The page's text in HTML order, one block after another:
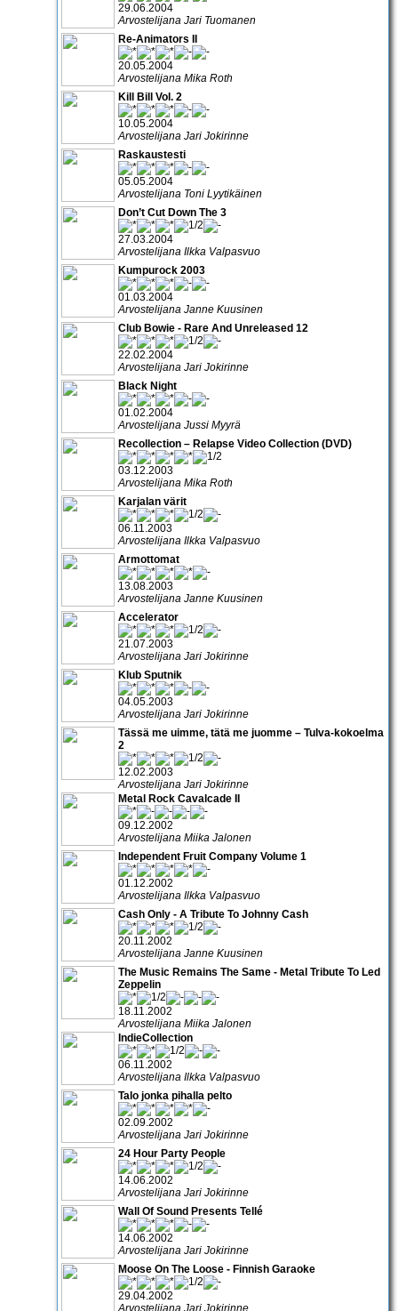
29.06.2004
Arvostelijana Jari Tuomanen
Re-Animators II
20.05.2004
Arvostelijana Mika Roth
Kill Bill Vol. 2
10.05.2004
Arvostelijana Jari Jokirinne
Raskaustesti
05.05.2004
Arvostelijana Toni Lyytikäinen
Don’t Cut Down The 3
27.03.2004
Arvostelijana Ilkka Valpasvuo
Kumpurock 2003
01.03.2004
Arvostelijana Janne Kuusinen
Club Bowie - Rare And Unreleased 12
22.02.2004
Arvostelijana Jari Jokirinne
Black Night
01.02.2004
Arvostelijana Jussi Myyrä
Recollection – Relapse Video Collection (DVD)
03.12.2003
Arvostelijana Mika Roth
Karjalan värit
06.11.2003
Arvostelijana Ilkka Valpasvuo
Armottomat
13.08.2003
Arvostelijana Janne Kuusinen
Accelerator
21.07.2003
Arvostelijana Jari Jokirinne
Klub Sputnik
04.05.2003
Arvostelijana Jari Jokirinne
Tässä me uimme, tätä me juomme – Tulva-kokoelma
2
12.02.2003
Arvostelijana Jari Jokirinne
Metal Rock Cavalcade II
09.12.2002
Arvostelijana Miika Jalonen
Independent Fruit Company Volume 1
01.12.2002
Arvostelijana Ilkka Valpasvuo
Cash Only - A Tribute To Johnny Cash
20.11.2002
Arvostelijana Janne Kuusinen
The Music Remains The Same - Metal Tribute To Led
Zeppelin
18.11.2002
Arvostelijana Miika Jalonen
IndieCollection
06.11.2002
Arvostelijana Ilkka Valpasvuo
Talo jonka pihalla pelto
02.09.2002
Arvostelijana Jari Jokirinne
24 Hour Party People
14.06.2002
Arvostelijana Jari Jokirinne
Wall Of Sound Presents Tellé
14.06.2002
Arvostelijana Jari Jokirinne
Moose On The Loose - Finnish Garaoke
29.04.2002
Arvostelijana Jari Jokirinne